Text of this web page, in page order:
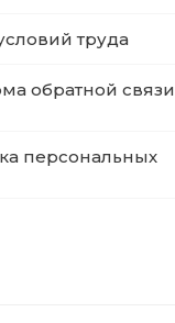
труда
обратной связи
персональных